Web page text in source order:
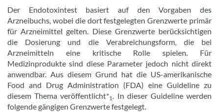
Der Endotoxintest basiert auf den Vorgaben des
Arzneibuchs, wobei die dort festgelegten Grenzwerte primär
für Arzneimittel gelten. Diese Grenzwerte berücksichtigen
die Dosierung und die Verabreichungsform, die bei
Arzneimitteln eine kritische Rolle spielen. Für
Medizinprodukte sind diese Parameter jedoch nicht direkt
anwendbar. Aus diesem Grund hat die US-amerikanische
Food and Drug Administration (FDA) eine Guideline zu
diesem Thema veröffentlicht*1. In dieser Guideline werden
folgende gängigen Grenzwerte festgelegt.